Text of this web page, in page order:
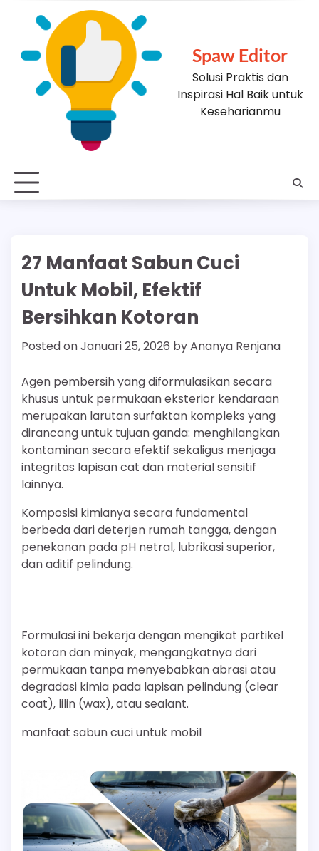
Spaw Editor
Solusi Praktis dan
Inspirasi Hal Baik untuk
Keseharianmu
27 Manfaat Sabun Cuci
Untuk Mobil, Efektif
Bersihkan Kotoran
Posted onJanuari 25, 2026 byAnanya Renjana
Agen pembersih yang diformulasikan secara
khusus untuk permukaan eksterior kendaraan
merupakan larutan surfaktan kompleks yang
dirancang untuk tujuan ganda: menghilangkan
kontaminan secara efektif sekaligus menjaga
integritas lapisan cat dan material sensitif
lainnya.
Komposisi kimianya secara fundamental
berbeda dari deterjen rumah tangga, dengan
penekanan pada pH netral, lubrikasi superior,
dan aditif pelindung.
Formulasi ini bekerja dengan mengikat partikel
kotoran dan minyak, mengangkatnya dari
permukaan tanpa menyebabkan abrasi atau
degradasi kimia pada lapisan pelindung (clear
coat), lilin (wax), atau sealant.
manfaat sabun cuci untuk mobil